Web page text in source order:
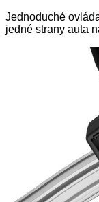
Jednoduché
jedné strany auta